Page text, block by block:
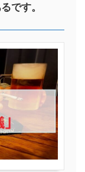
です。